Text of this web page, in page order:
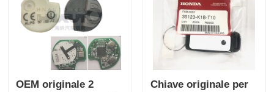
OEM originale 2
Chiave originale per